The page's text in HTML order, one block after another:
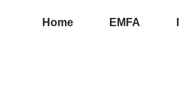
Home EMFA